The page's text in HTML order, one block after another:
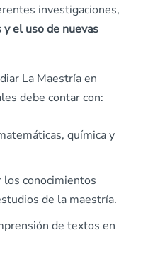
investigaciones,
y el uso de nuevas
La Maestría en
debe contar con:
química y
los conocimientos
de la maestría.
de textos en